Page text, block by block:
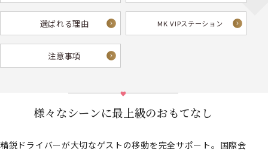
選ばれる理由 MK VIPステーション
注意事項
様々なシーンに最上級のおもてなし
精鋭ドライバーが大切なゲストの移動を完全サポート。国際会